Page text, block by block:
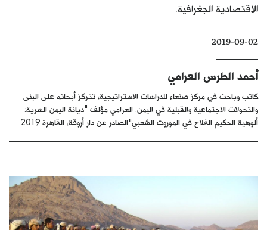
كتّابنا
الأرشيف
الاقتصادية الجغرافية.
2019-09-02
أحمد الطرس العرامي
كاتب وباحث في مركز صنعاء للدراسات الاستراتيجية، تتركز أبحاثه على البنى
والتحولات الاجتماعية والقبلية في اليمن. العرامي مؤلف "ديانة اليمن السرية:
ألوهية الحكيم الفلاح في الموروث الشعبي"الصادر عن دار أروقة، القاهرة 2019